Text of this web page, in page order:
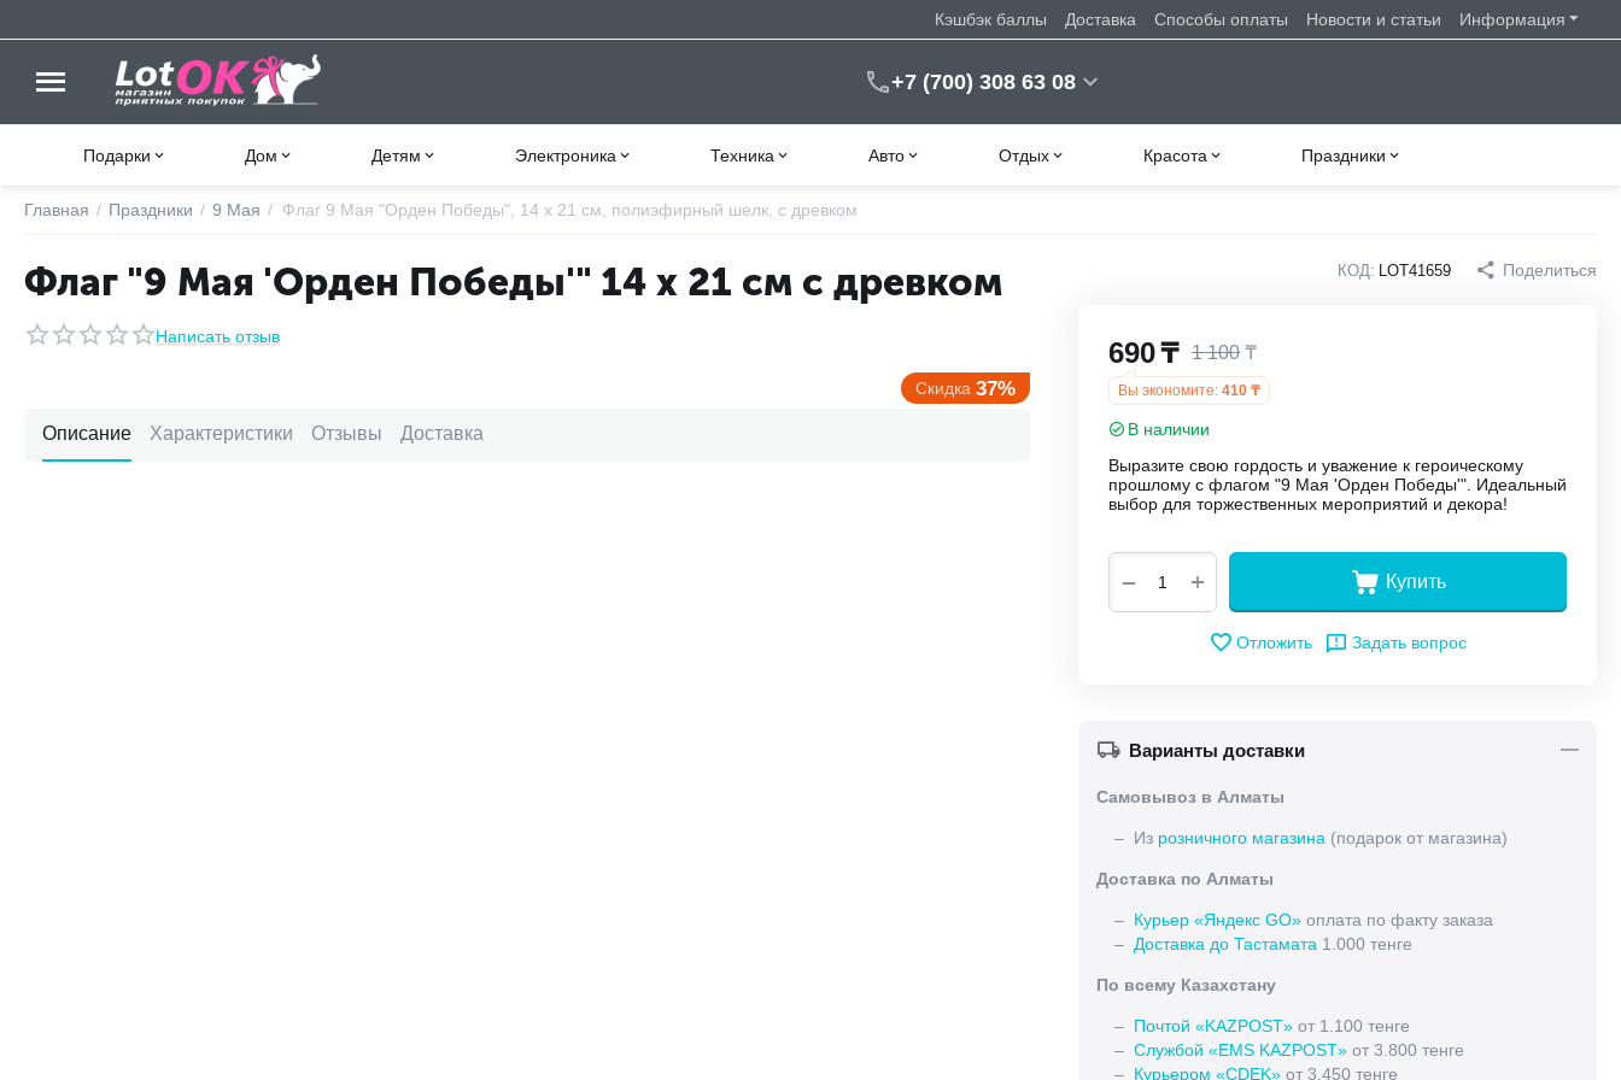
Кэшбэк баллы Доставка Способы оплаты Новости и статьи Информация
+7 (700) 308 63 08
Подарки Дом Детям Электроника Техника Авто Отдых Красота Праздники
Главная / Праздники / 9 Мая / Флаг 9 Мая "Орден Победы", 14 х 21 см, полиэфирный шелк, с древком
Флаг "9 Мая 'Орден Победы'" 14 х 21 см с древком
Написать отзыв
КОД: LOT41659 Поделиться
690₸ 1 100 ₸
Вы экономите: 410 ₸
В наличии
Выразите свою гордость и уважение к героическому
прошлому с флагом "9 Мая 'Орден Победы'". Идеальный
выбор для торжественных мероприятий и декора!
+
− Купить
Отложить Задать вопрос
Варианты доставки
Самовывоз в Алматы
– Из розничного магазина (подарок от магазина)
Доставка по Алматы
– Курьер «Яндекс GO» оплата по факту заказа
– Доставка до Тастамата 1.000 тенге
По всему Казахстану
– Почтой «KAZPOST» от 1.100 тенге
– Службой «EMS KAZPOST» от 3.800 тенге
– Курьером «CDEK» от 3.450 тенге
Описание Характеристики Отзывы Доставка